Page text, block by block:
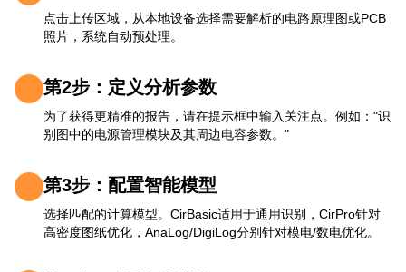
点击上传区域，从本地设备选择需要解析的电路原理图或PCB
照片，系统自动预处理。
第2步：定义分析参数
为了获得更精准的报告，请在提示框中输入关注点。例如："识
别图中的电源管理模块及其周边电容参数。"
第3步：配置智能模型
选择匹配的计算模型。CirBasic适用于通用识别，CirPro针对
高密度图纸优化，AnaLog/DigiLog分别针对模电/数电优化。